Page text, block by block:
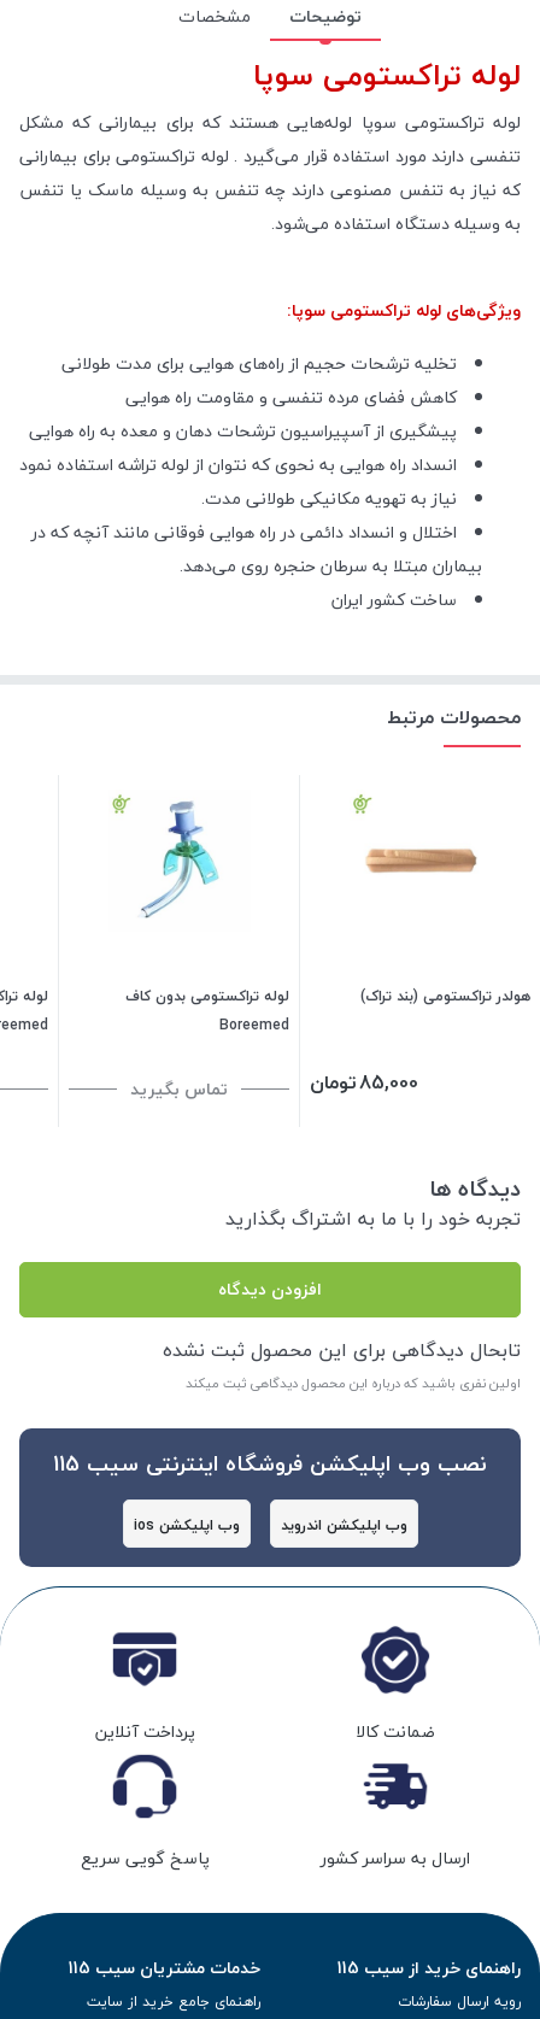
توضیحات مشخصات
لوله تراکستومی سوپا
لوله تراکستومی سوپا لوله‌هایی هستند که برای بیمارانی که مشکل
تنفسی دارند مورد استفاده قرار می‌گیرد . لوله تراکستومی برای بیمارانی
که نیاز به تنفس مصنوعی دارند چه تنفس به وسیله ماسک یا تنفس
به وسیله دستگاه استفاده می‌شود.
ویژگی‌های لوله تراکستومی سوپا:
تخلیه ترشحات حجیم از راه‌های هوایی برای مدت طولانی
کاهش فضای مرده تنفسی و مقاومت راه هوایی
پیشگیری از آسپیراسیون ترشحات دهان و معده به راه هوایی
انسداد راه هوایی به نحوی که نتوان از لوله تراشه استفاده نمود
نیاز به تهویه مکانیکی طولانی مدت.
اختلال و انسداد دائمی در راه هوایی فوقانی مانند آنچه که در
بیماران مبتلا به سرطان حنجره روی می‌دهد.
ساخت کشور ایران
محصولات مرتبط
هولدر تراکستومی (بند تراک)
85,000تومان
لوله تراکستومی بدون کاف
Boreemed
تماس بگیرید
لوله
دیدگاه ها
تجربه خود را با ما به اشتراگ بگذارید
افزودن دیدگاه
تابحال دیدگاهی برای این محصول ثبت نشده
اولین نفری باشید که درباره این محصول دیدگاهی ثبت میکند
نصب وب اپلیکشن فروشگاه اینترنتی سیب 115
وب اپلیکشن اندروید وب اپلیکشن ios
ضمانت کالا پرداخت آنلاین
ارسال به سراسر کشور پاسخ گویی سریع
راهنمای خرید از سیب 115
رویه ارسال سفارشات
خدمات مشتریان سیب 115
راهنمای جامع خرید از سایت